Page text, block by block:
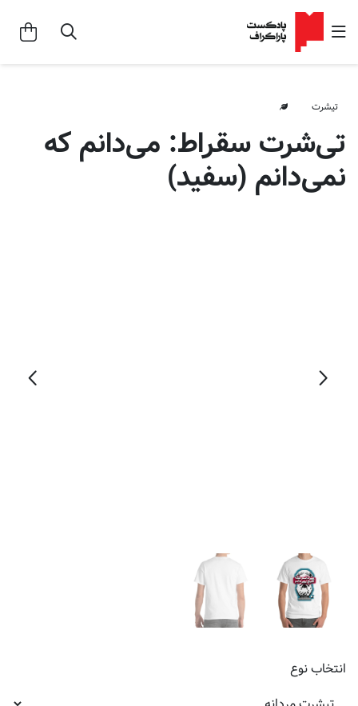
تیشرت
تی‌شرت سقراط: می‌دانم که
نمی‌دانم (سفید)
انتخابنوع